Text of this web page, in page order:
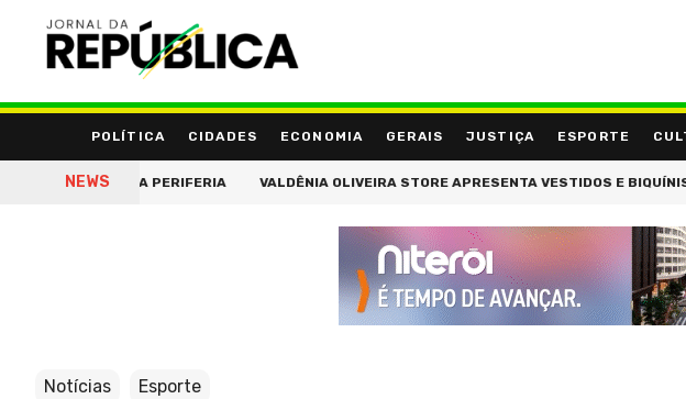
POLÍTICA CIDADES ECONOMIA GERAIS JUSTIÇA ESPORTE
NEWS
A FORÇA DA PERIFERIA VALDÊNIA OLIVEIRA STORE APRESENTA VESTIDOS E BIQUÍNIS COM
Notícias Esporte